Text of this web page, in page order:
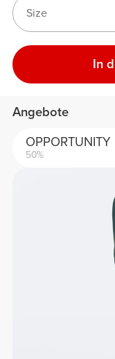
Size
In
Angebote
OPPORTUNITY
50%